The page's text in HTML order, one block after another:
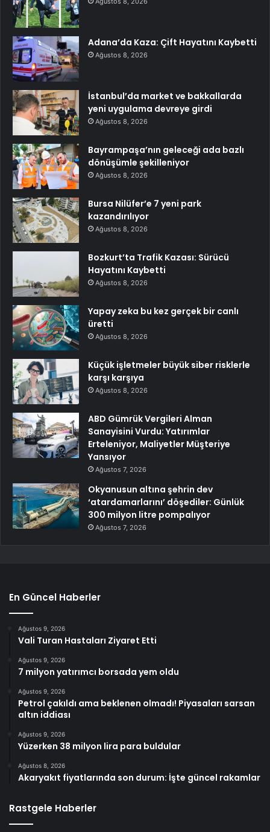
Adana’da Kaza: Çift Hayatını Kaybetti
Ağustos 8, 2026
İstanbul’da market ve bakkallarda
yeni uygulama devreye girdi
Ağustos 8, 2026
Bayrampaşa’nın geleceği ada bazlı
dönüşümle şekilleniyor
Ağustos 8, 2026
Bursa Nilüfer’e 7 yeni park
kazandırılıyor
Ağustos 8, 2026
Bozkurt’ta Trafik Kazası: Sürücü
Hayatını Kaybetti
Ağustos 8, 2026
Yapay zeka bu kez gerçek bir canlı
üretti
Ağustos 8, 2026
Küçük işletmeler büyük siber risklerle
karşı karşıya
Ağustos 8, 2026
ABD Gümrük Vergileri Alman
Sanayisini Vurdu: Yatırımlar
Erteleniyor, Maliyetler Müşteriye
Yansıyor
Ağustos 7, 2026
Okyanusun altına şehrin dev
‘atardamarlarını’ döşediler: Günlük
300 milyon litre pompalıyor
Ağustos 7, 2026
En Güncel Haberler
Ağustos 9, 2026
Vali Turan Hastaları Ziyaret Etti
Ağustos 9, 2026
7 milyon yatırımcı borsada yem oldu
Ağustos 9, 2026
Petrol çakıldı ama beklenen olmadı! Piyasaları sarsan
altın iddiası
Ağustos 9, 2026
Yüzerken 38 milyon lira para buldular
Ağustos 8, 2026
Akaryakıt fiyatlarında son durum: İşte güncel rakamlar
Rastgele Haberler